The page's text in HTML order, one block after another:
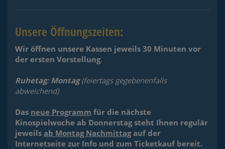
Unsere Öffnungszeiten:
Wir öffnen unsere Kassen jeweils 30 Minuten vor
der ersten Vorstellung.
Ruhetag: Montag(feiertags gegebenenfalls
abweichend)
Das neue Programm für die nächste
Kinospielwoche ab Donnerstag steht Ihnen regulär
jeweils ab Montag Nachmittagauf der
Internetseite zur Info und zum Ticketkauf bereit.